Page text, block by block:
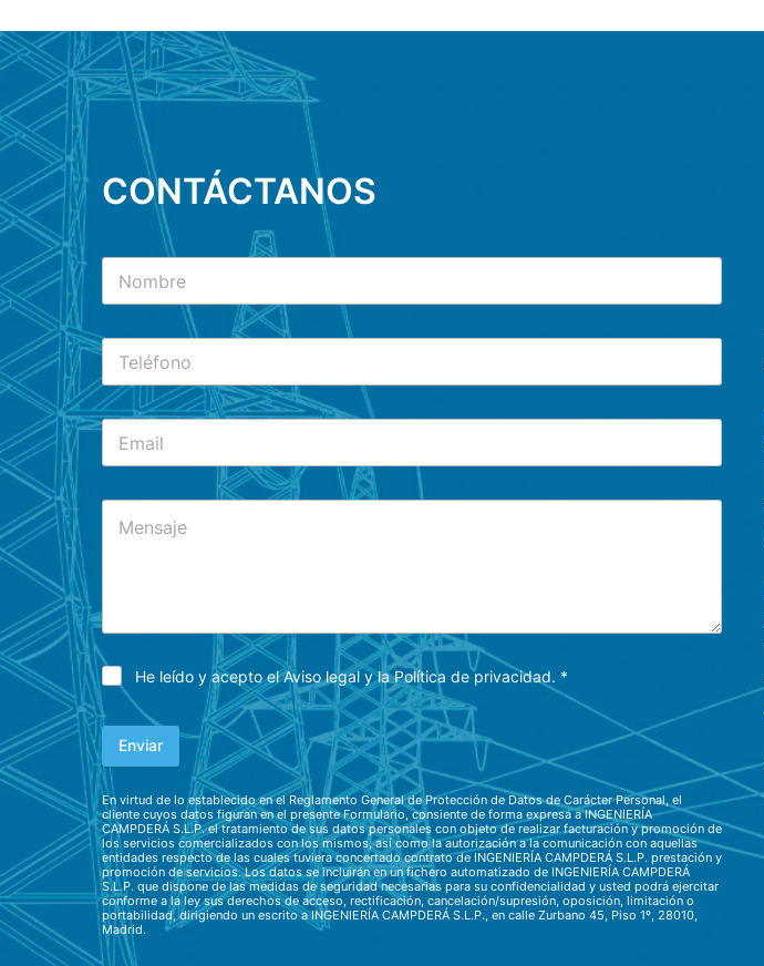
CONTÁCTANOS
He leído y acepto elAviso legal y laPolítica de privacidad. *
Enviar
En virtud de lo establecido en el Reglamento General de Protección de Datos de Carácter Personal, el
cliente cuyos datos figuran en el presente Formulario, consiente de forma expresa a INGENIERÍA
CAMPDERÁ S.L.P. el tratamiento de sus datos personales con objeto de realizar facturación y promoción de
los servicios comercializados con los mismos, así como la autorización a la comunicación con aquellas
entidades respecto de las cuales tuviera concertado contrato de INGENIERÍA CAMPDERÁ S.L.P. prestación y
promoción de servicios. Los datos se incluirán en un fichero automatizado de INGENIERÍA CAMPDERÁ
S.L.P. que dispone de las medidas de seguridad necesarias para su confidencialidad y usted podrá ejercitar
conforme a la ley sus derechos de acceso, rectificación, cancelación/supresión, oposición, limitación o
portabilidad, dirigiendo un escrito a INGENIERÍA CAMPDERÁ S.L.P., en calle Zurbano 45, Piso 1º, 28010,
Madrid.